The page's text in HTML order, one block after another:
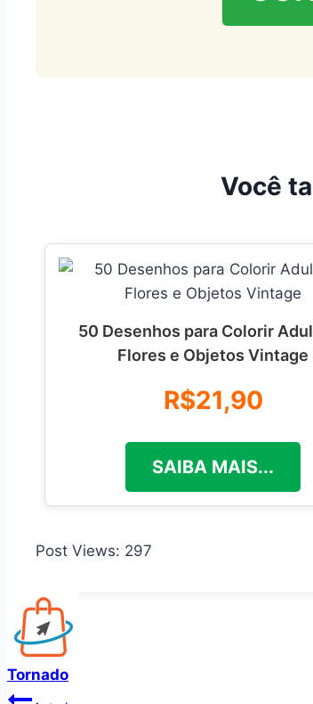
Você
50 Desenhos para Colorir
Flores e Objetos Vintage
R$21,90
SAIBA MAIS...
Post Views: 297
Tornado